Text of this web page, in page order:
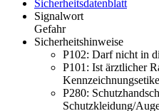
Sicherheitsdatenblatt
Signalwort
Gefahr
Sicherheitshinweise
P102: Darf nicht in
P101: Ist ärztlicher
P280:
Schutzkleidung/